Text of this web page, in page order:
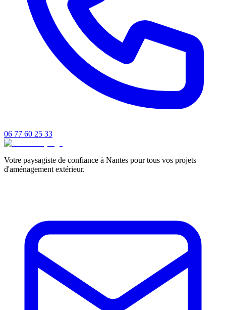
06 77 60 25 33
Votre paysagiste de confiance à Nantes pour tous vos projets
d'aménagement extérieur.